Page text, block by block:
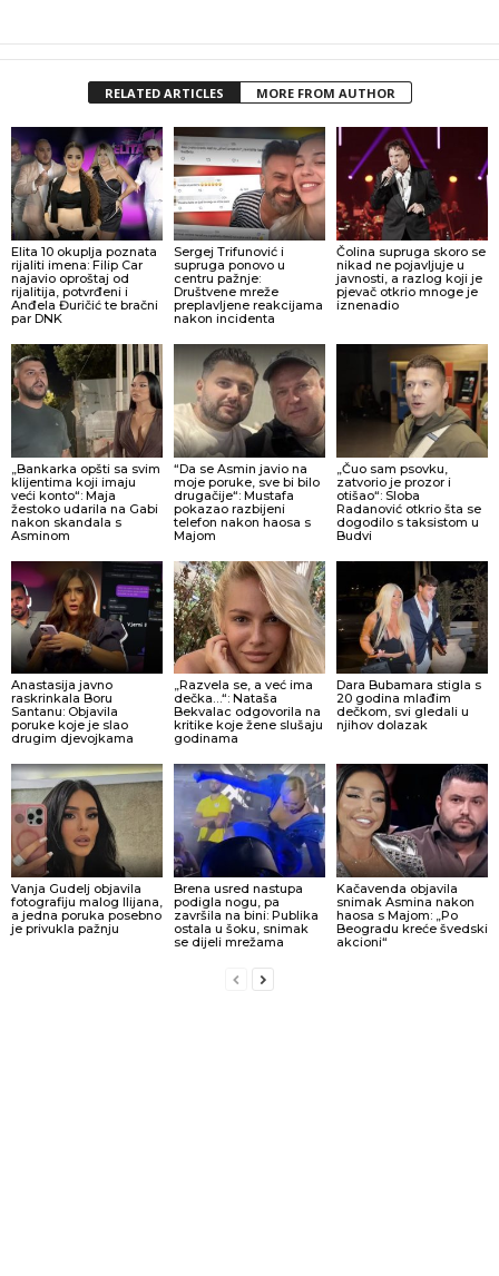
RELATED ARTICLES MORE FROM AUTHOR
Elita 10 okuplja poznata
rijaliti imena: Filip Car
najavio oproštaj od
rijalitija, potvrđeni i
Anđela Đuričić te bračni
par DNK
Sergej Trifunović i
supruga ponovo u
centru pažnje:
Društvene mreže
preplavljene reakcijama
nakon incidenta
Čolina supruga skoro se
nikad ne pojavljuje u
javnosti, a razlog koji je
pjevač otkrio mnoge je
iznenadio
„Bankarka opšti sa svim
klijentima koji imaju
veći konto“: Maja
žestoko udarila na Gabi
nakon skandala s
Asminom
“Da se Asmin javio na
moje poruke, sve bi bilo
drugačije“: Mustafa
pokazao razbijeni
telefon nakon haosa s
Majom
„Čuo sam psovku,
zatvorio je prozor i
otišao“: Sloba
Radanović otkrio šta se
dogodilo s taksistom u
Budvi
Anastasija javno
raskrinkala Boru
Santanu: Objavila
poruke koje je slao
drugim djevojkama
„Razvela se, a već ima
dečka…“: Nataša
Bekvalac odgovorila na
kritike koje žene slušaju
godinama
Dara Bubamara stigla s
20 godina mlađim
dečkom, svi gledali u
njihov dolazak
Vanja Gudelj objavila
fotografiju malog Ilijana,
a jedna poruka posebno
je privukla pažnju
Brena usred nastupa
podigla nogu, pa
završila na bini: Publika
ostala u šoku, snimak
se dijeli mrežama
Kačavenda objavila
snimak Asmina nakon
haosa s Majom: „Po
Beogradu kreće švedski
akcioni“